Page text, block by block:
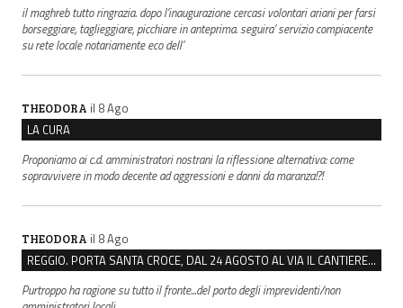
il maghreb tutto ringrazia. dopo l’inaugurazione cercasi volontari ariani per farsi
borseggiare, taglieggiare, picchiare in anteprima. seguira’ servizio compiacente
su rete locale notariamente eco dell’
THEODORA il 8 Ago
LA CURA
Proponiamo ai c.d. amministratori nostrani la riflessione alternativa: come
sopravvivere in modo decente ad aggressioni e danni da maranza!?!
THEODORA il 8 Ago
REGGIO. PORTA SANTA CROCE, DAL 24 AGOSTO AL VIA IL CANTIERE PER IL NUOVO COLLETTORE FOGNARIO
Purtroppo ha ragione su tutto il fronte...del porto degli imprevidenti/non